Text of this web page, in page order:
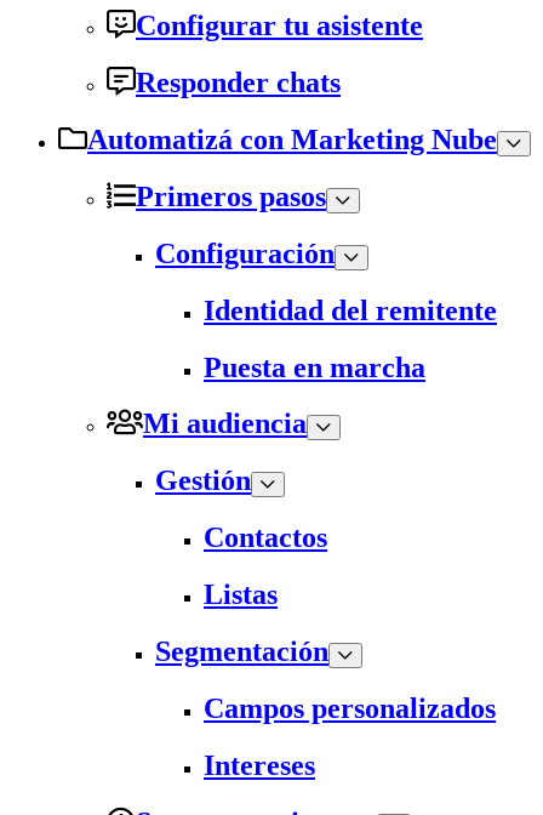
Configurar tu asistente
Responder chats
Automatizá con Marketing Nube
Primeros pasos
Configuración
Identidad del remitente
Puesta en marcha
Mi audiencia
Gestión
Contactos
Listas
Segmentación
Campos personalizados
Intereses